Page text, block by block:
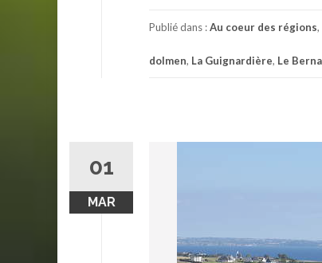
Publié dans :Au coeur des régions,
dolmen, La Guignardière, Le
01
MAR